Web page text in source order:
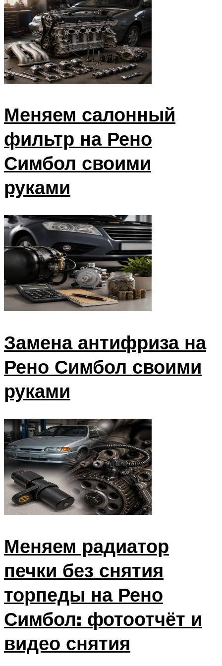
Меню
Меняем салонный
фильтр на Рено
Симбол своими
руками
Замена антифриза на
Рено Симбол своими
руками
Меняем радиатор
печки без снятия
торпеды на Рено
Симбол: фотоотчёт и
видео снятия